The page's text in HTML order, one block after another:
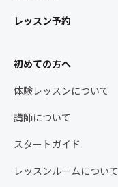
レッスン予約
初めての方へ
体験レッスンについて
講師について
スタートガイド
レッスンルームについて